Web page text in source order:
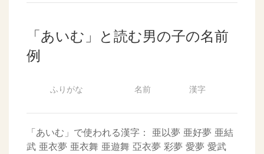
「あいむ」と読む男の子の名前
例
ふりがな 名前 漢字
「あいむ」で使われる漢字： 亜以夢 亜好夢 亜結
武 亜衣夢 亜衣舞 亜遊舞 亞衣夢 彩夢 愛夢 愛武